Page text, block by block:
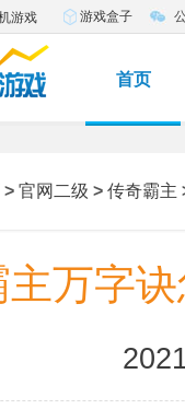
游戏 游戏盒子
首页
> 官网二级 > 传奇霸主
万字